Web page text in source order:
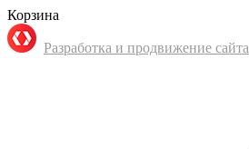
Корзина
Разработка и продвижение сайта